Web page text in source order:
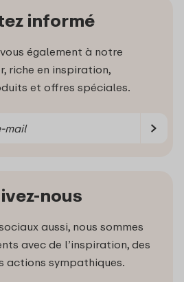
informé
également à notre
riche en inspiration,
et offres spéciales.
nous
aussi, nous sommes
avec de l’inspiration, des
actions sympathiques.